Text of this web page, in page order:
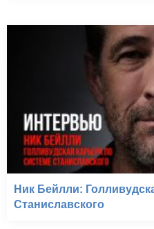
Ник Бейлли:
Станиславского